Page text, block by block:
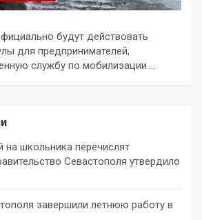
будут действовать
для предпринимателей,
службу по мобилизации.…
на школьника перечислят
Севастополя утвердило
завершили летнюю работу в